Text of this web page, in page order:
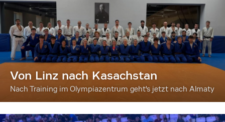
Von Linz nach Kasachstan
Nach Training im Olympiazentrum geht's jetzt nach Almaty